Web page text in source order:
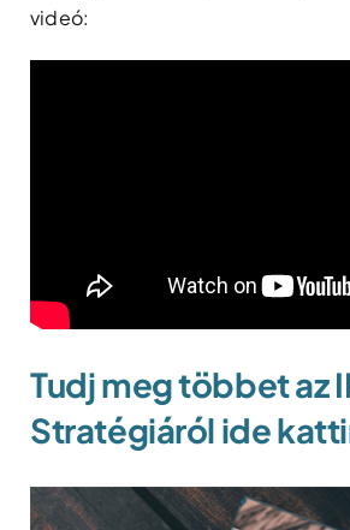
videó:
Tudj meg többet az
Stratégiáról ide